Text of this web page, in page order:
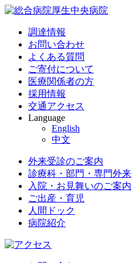
調達情報
お問い合わせ
よくある質問
ご寄付について
医療関係者の方
採用情報
交通アクセス
Language
English
中文
外来受診のご案内
診療科・部門・専門外来
入院・お見舞いのご案内
ご出産・育児
人間ドック
病院紹介